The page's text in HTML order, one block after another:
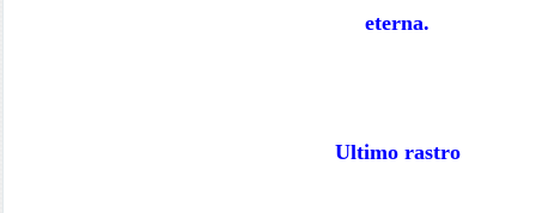
eterna.
Ultimo rastro